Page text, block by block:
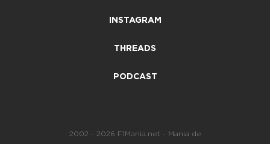
INSTAGRAM
THREADS
PODCAST
2002 - 2026 F1Mania.net - Mania de